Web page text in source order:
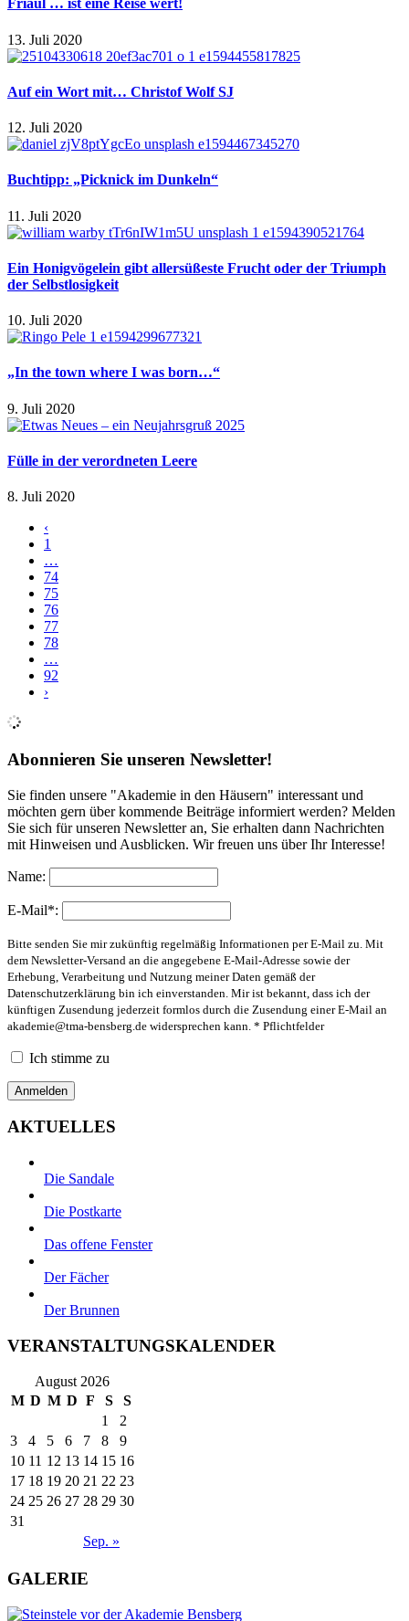
Friaul … ist eine Reise wert!
13. Juli 2020
Auf ein Wort mit… Christof Wolf SJ
12. Juli 2020
Buchtipp: „Picknick im Dunkeln“
11. Juli 2020
Ein Honigvögelein gibt allersüßeste Frucht oder der Triumph
der Selbstlosigkeit
10. Juli 2020
„In the town where I was born…“
9. Juli 2020
Fülle in der verordneten Leere
8. Juli 2020
‹
1
…
74
75
76
77
78
…
92
›
Abonnieren Sie unseren Newsletter!
Sie finden unsere "Akademie in den Häusern" interessant und
möchten gern über kommende Beiträge informiert werden? Melden
Sie sich für unseren Newsletter an, Sie erhalten dann Nachrichten
mit Hinweisen und Ausblicken. Wir freuen uns über Ihr Interesse!
Name:
E-Mail*:
Bitte senden Sie mir zukünftig regelmäßig Informationen per E-Mail zu. Mit
dem Newsletter-Versand an die angegebene E-Mail-Adresse sowie der
Erhebung, Verarbeitung und Nutzung meiner Daten gemäß der
Datenschutzerklärung bin ich einverstanden. Mir ist bekannt, dass ich der
künftigen Zusendung jederzeit formlos durch die Zusendung einer E-Mail an
akademie@tma-bensberg.de widersprechen kann. * Pflichtfelder
Ich stimme zu
AKTUELLES
Die Sandale
Die Postkarte
Das offene Fenster
Der Fächer
Der Brunnen
VERANSTALTUNGSKALENDER
August 2026
M D M D F S S
Sep. »
1
2
3
4 5 6 7 8
9
10 11 12 13 14 15 16
17 18 19 20 21 22 23
24 25 26 27 28 29 30
31
GALERIE